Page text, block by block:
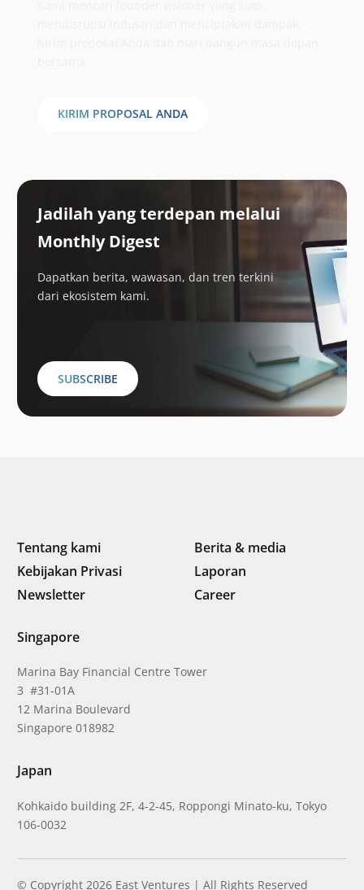
KIRIM PROPOSAL ANDA
Jadilah yang terdepan melalui
Monthly Digest
Dapatkan berita, wawasan, dan tren terkini
dari ekosistem kami.
SUBSCRIBE
Tentang kami
Berita & media
Kebijakan Privasi
Laporan
Newsletter
Career
Singapore
Marina Bay Financial Centre Tower
3 #31-01A
12 Marina Boulevard
Singapore 018982
Japan
Kohkaido building 2F, 4-2-45, Roppongi Minato-ku, Tokyo
106-0032
© Copyright 2026 East Ventures | All Rights Reserved